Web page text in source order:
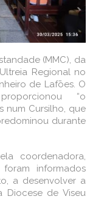
(MMC), da
Regional no
de Lafōes. O
“o
num Cursilho, que
durante
coordenadora,
informados
a desenvolver a
Diocese de Viseu